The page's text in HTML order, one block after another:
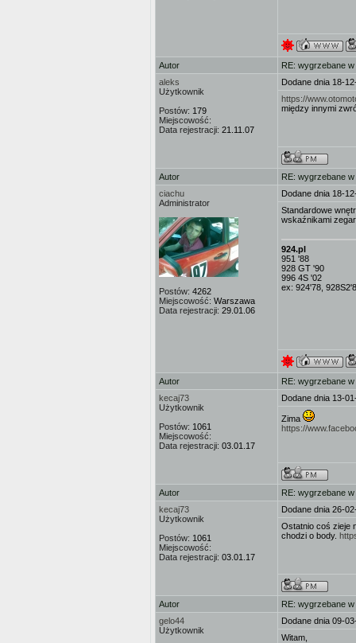
Autor
RE: wygrzebane
aleks
Użytkownik
Postów: 179
Miejscowość:
Data rejestracji: 21.11.07
Dodane dnia 18-
https://
między innymi
Autor
RE: wygrzebane
ciachu
Administrator
Postów: 4262
Miejscowość: Warszawa
Data rejestracji: 29.01.06
Dodane dnia 18-
Standardowe
wskaźnikami
924.pl
951 '88
928 GT '90
996 4S '02
ex: 924'78,
Autor
RE: wygrzebane
kecaj73
Użytkownik
Postów: 1061
Miejscowość:
Data rejestracji: 03.01.17
Dodane dnia 13-
Zima
https://
Autor
RE: wygrzebane
kecaj73
Użytkownik
Postów: 1061
Miejscowość:
Data rejestracji: 03.01.17
Dodane dnia 26-
Ostatnio coś zieje
chodzi o body.
Autor
RE: wygrzebane
gelo44
Użytkownik
Dodane dnia 09-
Witam,